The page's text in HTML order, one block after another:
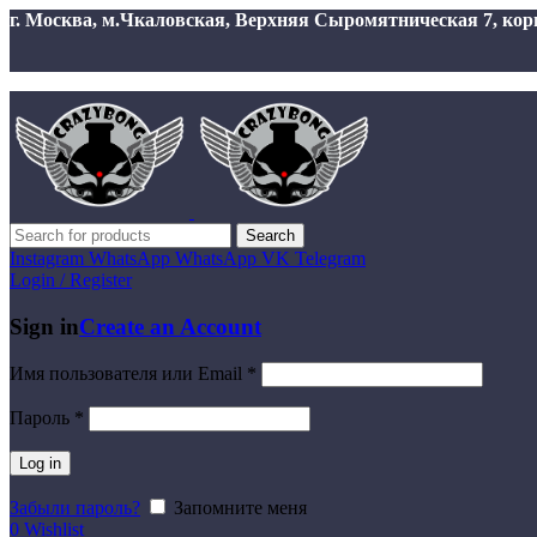
г. Москва, м.Чкаловская, Верхняя Сыромятническая 7,
Search
Instagram WhatsApp WhatsApp VK Telegram
Login / Register
Sign inCreate an Account
Имя пользователя или Email *
Пароль *
Log in
Забыли пароль?
Запомните меня
0 Wishlist